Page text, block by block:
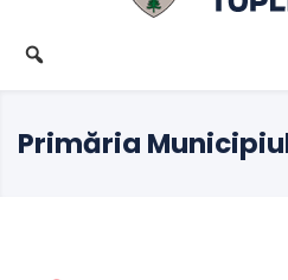
Primăria